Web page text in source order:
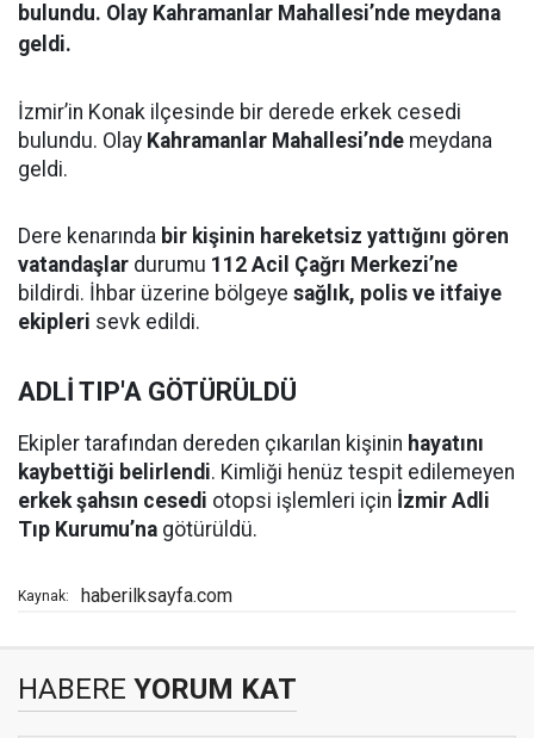
bulundu. Olay Kahramanlar Mahallesi’nde meydana
geldi.
İzmir’in Konak ilçesinde bir derede erkek cesedi
bulundu. Olay Kahramanlar Mahallesi’nde meydana
geldi.
Dere kenarında bir kişinin hareketsiz yattığını gören
vatandaşlar durumu 112 Acil Çağrı Merkezi’ne
bildirdi. İhbar üzerine bölgeye sağlık, polis ve itfaiye
ekipleri sevk edildi.
ADLİ TIP'A GÖTÜRÜLDÜ
Ekipler tarafından dereden çıkarılan kişinin hayatını
kaybettiği belirlendi. Kimliği henüz tespit edilemeyen
erkek şahsın cesedi otopsi işlemleri için İzmir Adli
Tıp Kurumu’na götürüldü.
Kaynak: haberilksayfa.com
HABERE YORUM KAT